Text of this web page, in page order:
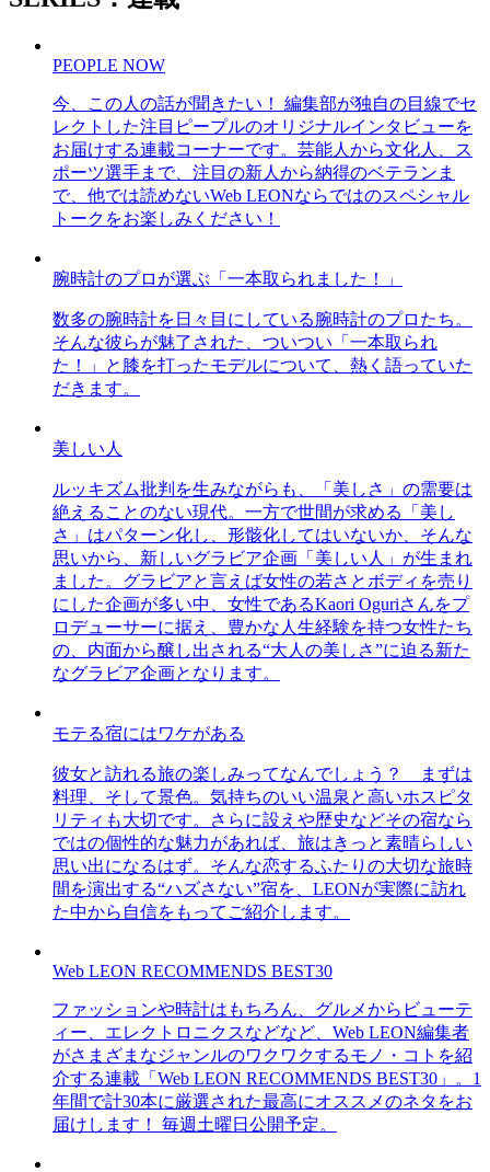
PEOPLE NOW
今、この人の話が聞きたい！ 編集部が独自の目線でセ
レクトした注目ピープルのオリジナルインタビューを
お届けする連載コーナーです。芸能人から文化人、ス
ポーツ選手まで、注目の新人から納得のベテランま
で、他では読めないWeb LEONならではのスペシャル
トークをお楽しみください！
腕時計のプロが選ぶ「一本取られました！」
数多の腕時計を日々目にしている腕時計のプロたち。
そんな彼らが魅了された、ついつい「一本取られ
た！」と膝を打ったモデルについて、熱く語っていた
だきます。
美しい人
ルッキズム批判を生みながらも、「美しさ」の需要は
絶えることのない現代。一方で世間が求める「美し
さ」はパターン化し、形骸化してはいないか、そんな
思いから、新しいグラビア企画「美しい人」が生まれ
ました。グラビアと言えば女性の若さとボディを売り
にした企画が多い中、女性であるKaori Oguriさんをプ
ロデューサーに据え、豊かな人生経験を持つ女性たち
の、内面から醸し出される“大人の美しさ”に迫る新た
なグラビア企画となります。
モテる宿にはワケがある
彼女と訪れる旅の楽しみってなんでしょう？ まずは
料理、そして景色。気持ちのいい温泉と高いホスピタ
リティも大切です。さらに設えや歴史などその宿なら
ではの個性的な魅力があれば、旅はきっと素晴らしい
思い出になるはず。そんな恋するふたりの大切な旅時
間を演出する“ハズさない”宿を、LEONが実際に訪れ
た中から自信をもってご紹介します。
Web LEON RECOMMENDS BEST30
ファッションや時計はもちろん、グルメからビューテ
ィー、エレクトロニクスなどなど、Web LEON編集者
がさまざまなジャンルのワクワクするモノ・コトを紹
介する連載「Web LEON RECOMMENDS BEST30」。1
年間で計30本に厳選された最高にオススメのネタをお
届けします！ 毎週土曜日公開予定。